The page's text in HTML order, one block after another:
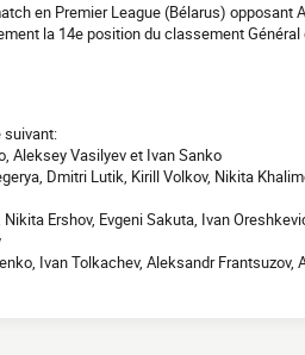
en Premier League (Bélarus) opposant
la 14e position du classement
Aleksey Vasilyev et Ivan Sanko
Dmitri Lutik, Kirill Volkov, Nikita
Ershov, Evgeni Sakuta, Ivan
Ivan Tolkachev, Aleksandr